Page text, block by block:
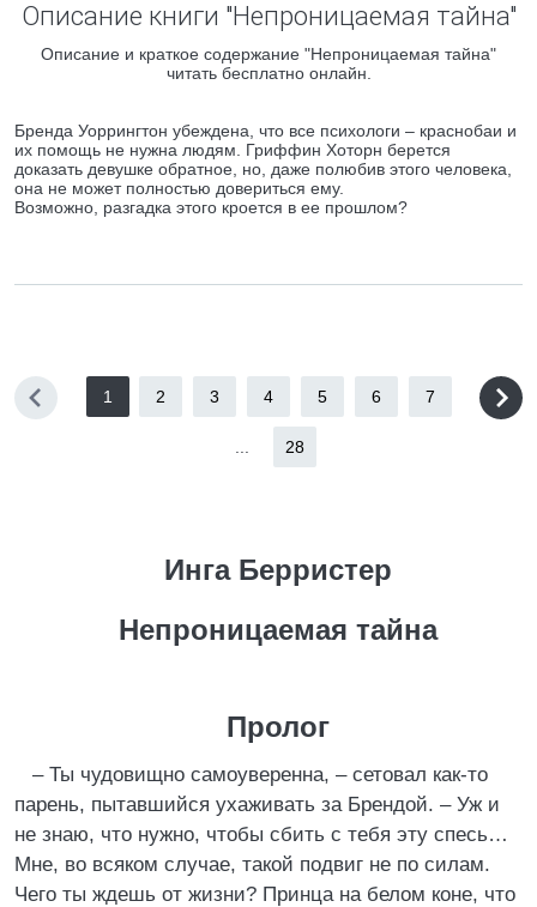
Описание книги "Непроницаемая тайна"
Описание и краткое содержание "Непроницаемая тайна"
читать бесплатно онлайн.
Бренда Уоррингтон убеждена, что все психологи – краснобаи и
их помощь не нужна людям. Гриффин Хоторн берется
доказать девушке обратное, но, даже полюбив этого человека,
она не может полностью довериться ему.
Возможно, разгадка этого кроется в ее прошлом?
1 2 3 4 5 6 7
28
Инга Берристер
Непроницаемая тайна
Пролог
– Ты чудовищно самоуверенна, – сетовал как-то
парень, пытавшийся ухаживать за Брендой. – Уж и
не знаю, что нужно, чтобы сбить с тебя эту спесь…
Мне, во всяком случае, такой подвиг не по силам.
Чего ты ждешь от жизни? Принца на белом коне, что